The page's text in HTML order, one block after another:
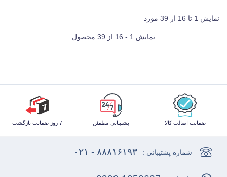
نمایش 1 تا 16 از 39 مورد
نمایش 1 - 16 از 39 محصول
ضمانت اصالت کالا پشتیبانی مطمئن 7 روز ضمانت بازگشت
شماره پشتیبانی : ۸۸۸۱۶۱۹۳ - ۰۲۱